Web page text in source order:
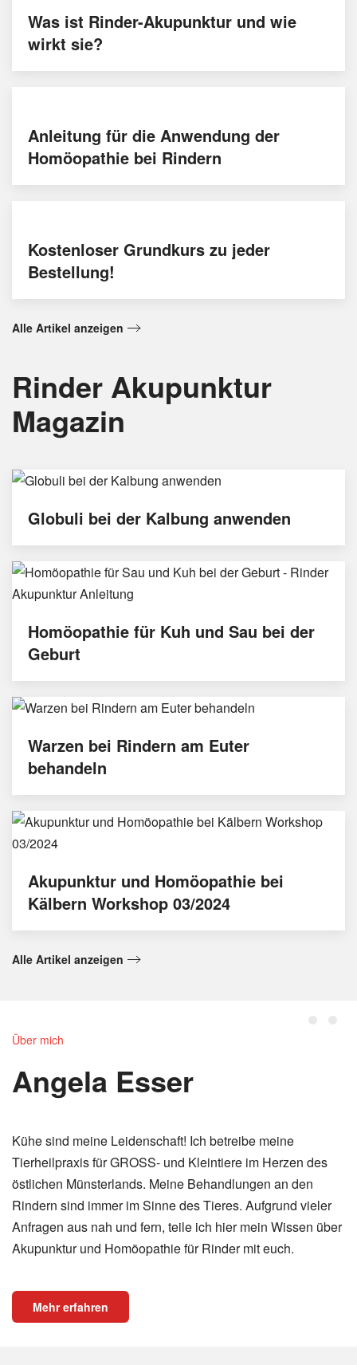
Was ist Rinder-Akupunktur und wie
wirkt sie?
Anleitung für die Anwendung der
Homöopathie bei Rindern
Kostenloser Grundkurs zu jeder
Bestellung!
Alle Artikel anzeigen
Rinder Akupunktur
Magazin
Globuli bei der Kalbung anwenden
Homöopathie für Kuh und Sau bei der
Geburt
Warzen bei Rindern am Euter
behandeln
Akupunktur und Homöopathie bei
Kälbern Workshop 03/2024
Alle Artikel anzeigen
Über mich
Angela Esser
Kühe sind meine Leidenschaft! Ich betreibe meine
Tierheilpraxis für GROSS- und Kleintiere im Herzen des
östlichen Münsterlands. Meine Behandlungen an den
Rindern sind immer im Sinne des Tieres. Aufgrund vieler
Anfragen aus nah und fern, teile ich hier mein Wissen über
Akupunktur und Homöopathie für Rinder mit euch.
Mehr erfahren